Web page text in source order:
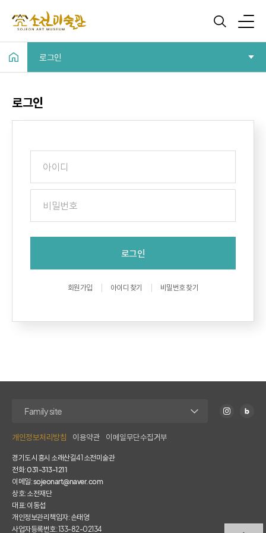
로그인
로그인
로그인
회원가입 아이디 찾기 비밀번호 찾기
경기도 시흥시 소래산길41 소전미술관
전화:031-313-1211
이메일:sojeonart@naver.com
상호: 소전재단
대표: 이동섭
개인정보관리책임자: 손태영
사업자등록번호: 133-82-02134
개인정보처리방침 이용약관 이메일무단수집거부